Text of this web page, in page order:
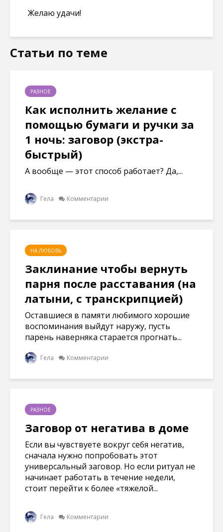
Желаю удачи!
Статьи по теме
РАЗНОЕ
Как исполнить желание с
помощью бумаги и ручки за
1 ночь: заговор (экстра-
быстрый)
А вообще — этот способ работает? Да,...
Гела Комментарии
НА ЛЮБОВЬ
Заклинание чтобы вернуть
парня после расставания (на
латыни, с транскрипцией)
Оставшиеся в памяти любимого хорошие
воспоминания выйдут наружу, пусть
парень наверняка старается прогнать...
Гела Комментарии
РАЗНОЕ
Заговор от негатива в доме
Если вы чувствуете вокруг себя негатив,
сначала нужно попробовать этот
универсальный заговор. Но если ритуал не
начинает работать в течение недели,
стоит перейти к более «тяжелой...
Гела Комментарии